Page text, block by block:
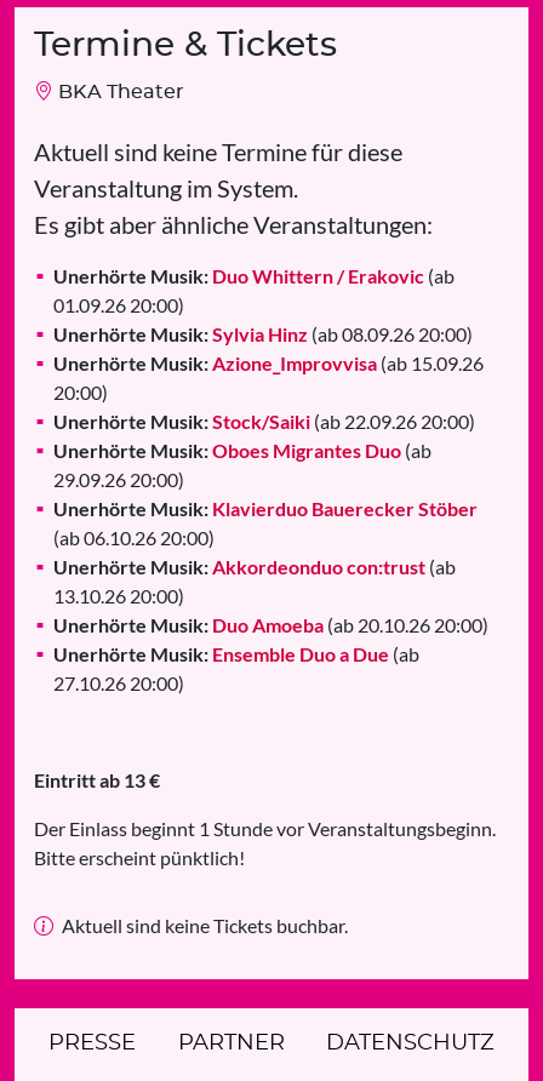
Termine & Tickets
BKA Theater
Aktuell sind keine Termine für diese
Veranstaltung im System.
Es gibt aber ähnliche Veranstaltungen:
Unerhörte Musik: Duo Whittern / Erakovic (ab
01.09.26 20:00)
Unerhörte Musik:Sylvia Hinz (ab 08.09.26 20:00)
Unerhörte Musik: Azione_Improvvisa (ab 15.09.26
20:00)
Unerhörte Musik:Stock/Saiki (ab 22.09.26 20:00)
Unerhörte Musik:Oboes Migrantes Duo (ab
29.09.26 20:00)
Unerhörte Musik: Klavierduo Bauerecker Stöber
(ab 06.10.26 20:00)
Unerhörte Musik: Akkordeonduo con:trust (ab
13.10.26 20:00)
Unerhörte Musik: Duo Amoeba (ab 20.10.26 20:00)
Unerhörte Musik: Ensemble Duo a Due (ab
27.10.26 20:00)
Eintritt ab 13 €
Der Einlass beginnt 1 Stunde vor Veranstaltungsbeginn.
Bitte erscheint pünktlich!
Aktuell sind keine Tickets buchbar.
PRESSE PARTNER DATENSCHUTZ